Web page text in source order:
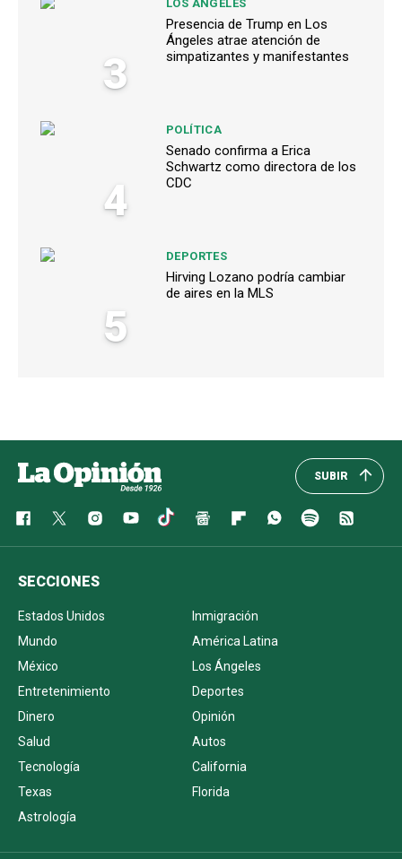
3
LOS ÁNGELES
Presencia de Trump en Los
Ángeles atrae atención de
simpatizantes y manifestantes
4
POLÍTICA
Senado confirma a Erica
Schwartz como directora de los
CDC
5
DEPORTES
Hirving Lozano podría cambiar
de aires en la MLS
SUBIR
SECCIONES
Estados Unidos
Inmigración
Mundo
América Latina
México
Los Ángeles
Entretenimiento
Deportes
Dinero
Opinión
Salud
Autos
Tecnología
California
Texas
Florida
Astrología